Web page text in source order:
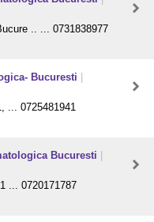
.. ... 0731838977
Bucuresti
... 0725481941
Bucuresti
... 0720171787